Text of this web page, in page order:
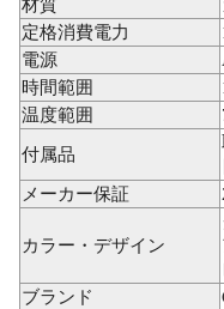
材質
定格消費電力
電源
時間範囲
温度範囲
付属品
メーカー保証
カラー・デザイン
ブランド